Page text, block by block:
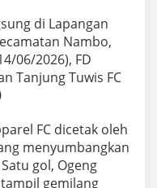
di Lapangan
Nambo,
06/2026), FD
Tanjung Tuwis FC
FC dicetak oleh
menyumbangkan
gol, Ogeng
gemilang